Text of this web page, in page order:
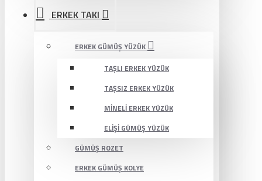
ERKEK TAKI
ERKEK GÜMÜŞ YÜZÜK
TAŞLI ERKEK YÜZÜK
TAŞSIZ ERKEK YÜZÜK
MINELI ERKEK YÜZÜK
ELIŞI GÜMÜŞ YÜZÜK
GÜMÜŞ ROZET
ERKEK GÜMÜŞ KOLYE